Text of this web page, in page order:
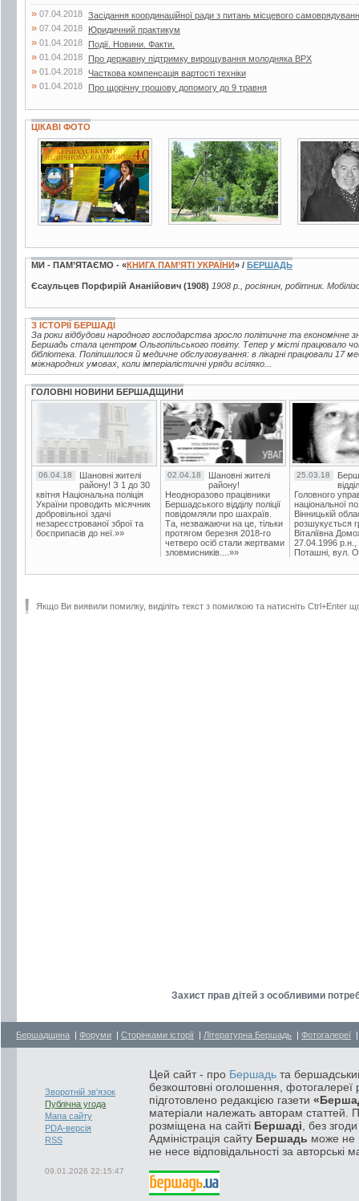
» 07.04.2018 Засідання координаційної ради з питань місцевого
» 07.04.2018 Юридичний практикум
» 01.04.2018 Події. Новини. Факти.
» 01.04.2018 Про державну підтримку вирощування молодняка ВРХ
» 01.04.2018 Часткова компенсація вартості техніки
» 01.04.2018 Про щорічну грошову допомогу до 9 травня
ЦІКАВІ ФОТО
3 фото 7 фото 4 фото
МИ - ПАМ’ЯТАЄМО - «КНИГА ПАМ’ЯТІ УКРАЇНИ» / БЕРШАДЬ
Єсаульцев Порфирій Ананійович (1908) 1908 р., росіянин, робітник.
З ІСТОРІЇ БЕРШАДІ
За роки відбудови народного господарства зросло політичне та економічне
Бершадь стала центром Ольгопільського повіту. Тепер у місті працювало
бібліотека. Поліпшилося й медичне обслуговування: в лікарні працювали 17
міжнародних умовах, коли імперіалістичні уряди всіляко...
ГОЛОВНІ НОВИНИ БЕРШАДЩИНИ
06.04.18
Шановні жителі
району! З 1 до 30
квітня Національна поліція
України проводить місячник
добровільної здачі
незареєстрованої зброї та
боєприпасів до неї.»»
02.04.18
Шановні жителі
району!
Неодноразово працівники
Бершадського відділу поліції
повідомляли про шахраїв.
Та, незважаючи на це, тільки
протягом березня 2018-го
четверо осіб стали жертвами
зловмисників....»»
25.03.18
Головного
національної
Вінницькій
розшукується
Віталіївна
27.04.1996 р.н.,
Поташні, вул.
Якщо Ви виявили помилку, виділіть текст з помилкою та натисніть Ctrl+Enter
Захист прав дітей з особливими
Бершадщина | Форуми | Сторінками історії | Літературна Бершадь | Фотогалереї
Зворотній зв'язок
Публічна угода
Мапа сайту
PDA-версія
RSS
09.01.2026 22:15:47
Цей сайт - про Бершадь та
безкоштовні оголошення, фотогалереї
підготовлено редакцією газети
матеріали належать авторам статтей.
розміщена на сайті Бершаді , без
Адміністрація сайту Бершадь може не
не несе відповідальності за авторські